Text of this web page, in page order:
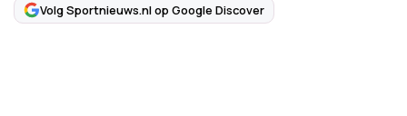
Volg Sportnieuws.nl op Google Discover